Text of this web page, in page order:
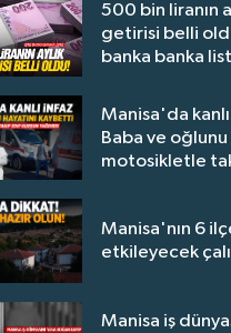
500 bin liranın
getirisi belli
banka banka
Manisa'da
Baba ve oğlunu
motosikletle
Manisa'nın 6
etkileyecek
Manisa iş